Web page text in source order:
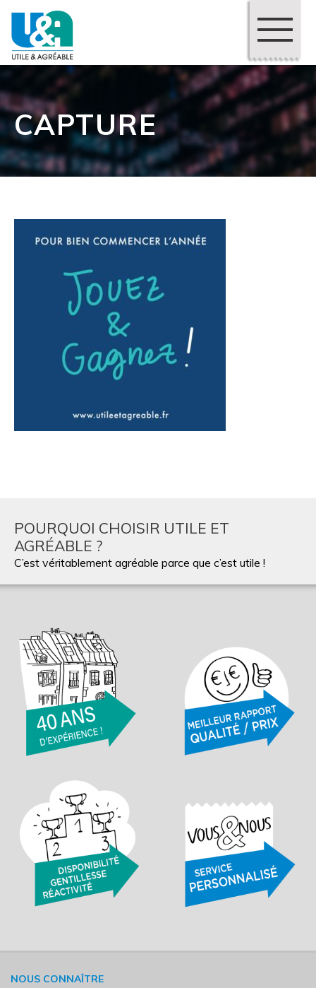
CAPTURE
POURQUOI CHOISIR UTILE ET
AGRÉABLE ?
C’est véritablement agréable parce que c’est utile !
NOUS CONNAÎTRE